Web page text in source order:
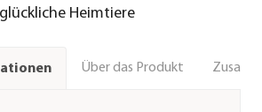
Heimtiere
Über das Produkt